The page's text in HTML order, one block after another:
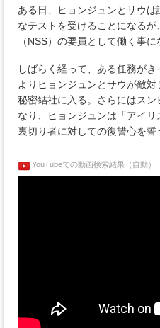
ある日、ヒョンジュンとサウ
なテストを受けることになる
（NSS）の要員として働く事
しばらく経って、ある任務が
よりヒョンジュンとサウが敵
秘密結社に入る。さらにはス
なり、ヒョンジュンは「アイリ
裏切り者に対しての復讐心を誓
YouTubeでの動画検索結果（自動）